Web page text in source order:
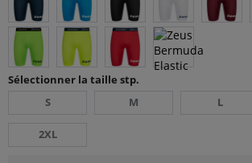
Sélectionner la taille stp.
S
M L
2XL